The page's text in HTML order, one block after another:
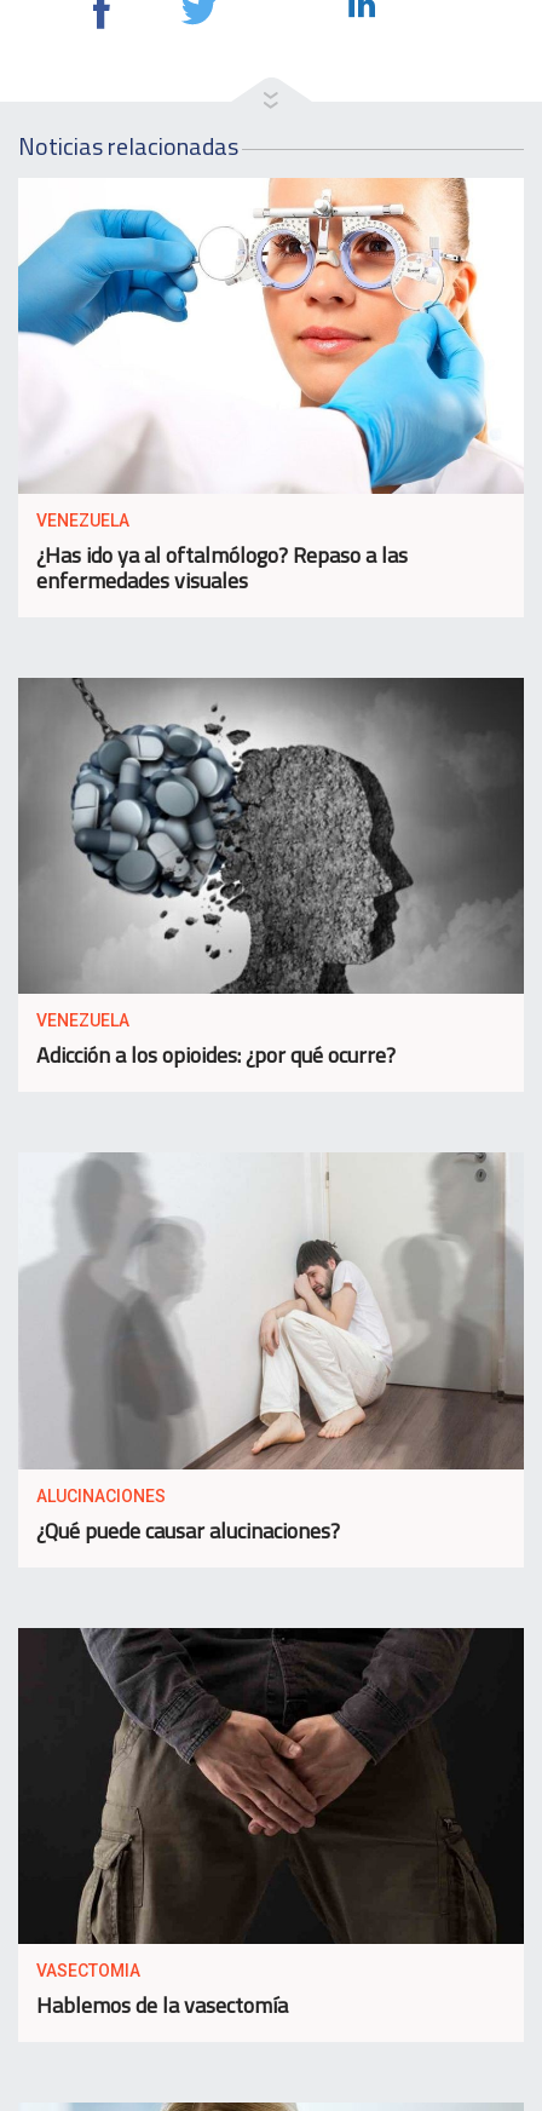
Noticias relacionadas
VENEZUELA
¿Has ido ya al oftalmólogo? Repaso a las
enfermedades visuales
VENEZUELA
Adicción a los opioides: ¿por qué ocurre?
ALUCINACIONES
¿Qué puede causar alucinaciones?
VASECTOMIA
Hablemos de la vasectomía